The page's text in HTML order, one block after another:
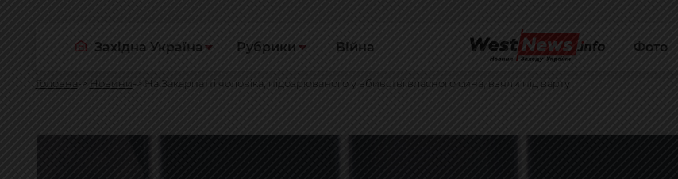
Західна Україна Рубрики Війна Фото
Головна Новини На Закарпатті чоловіка, підозрюваного у вбивстві власного сина, взяли під варту